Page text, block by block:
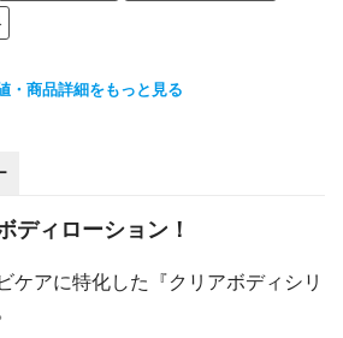
・商品詳細をもっと見る
ディローション！
ケアに特化した『クリアボディシリ